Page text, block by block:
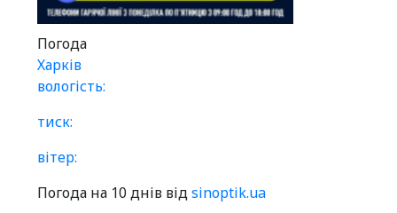
Погода
Харків
вологість:
тиск:
вітер:
Погода на 10 днів відsinoptik.ua